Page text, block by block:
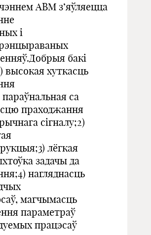
АВМ з’яўляецца
і
бакі
высокая хуткасць
параўнальная са
праходжання
сігналу;2)
лёгкая
задачы да
нагляднасць
магчымасць
параметраў
працэсаў